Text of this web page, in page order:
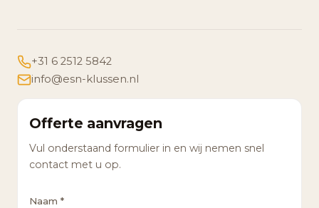
+31 6 2512 5842
info@esn-klussen.nl
Offerte aanvragen
Vul onderstaand formulier in en wij nemen snel
contact met u op.
Naam *